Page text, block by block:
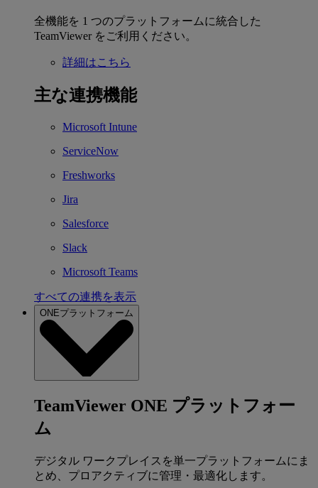
全機能を 1 つのプラットフォームに統合した
TeamViewer をご利用ください。
詳細はこちら
主な連携機能
Microsoft Intune
ServiceNow
Freshworks
Jira
Salesforce
Slack
Microsoft Teams
すべての連携を表示
ONEプラットフォーム
TeamViewer ONE プラットフォー
ム
デジタル ワークプレイスを単一プラットフォームにま
とめ、プロアクティブに管理・最適化します。